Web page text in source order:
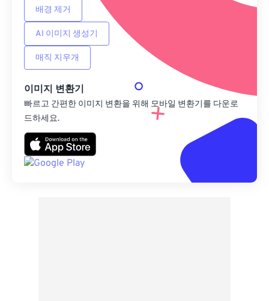
배경 제거
AI 이미지 생성기
매직 지우개
이미지 변환기
빠르고 간편한 이미지 변환을 위해 모바일 변환기를 다운로
드하세요.